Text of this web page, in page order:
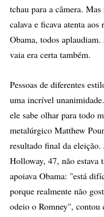
tchau para a câmera.
calava e ficava atenta aos
Obama, todos aplaudiam.
vaia era certa também.
Pessoas de diferentes
uma incrível
ele sabe olhar para todo
metalúrgico Matthew
resultado final da eleição.
Holloway, 47, não estava
apoiava Obama: "está
porque realmente não
odeio o Romney", contou